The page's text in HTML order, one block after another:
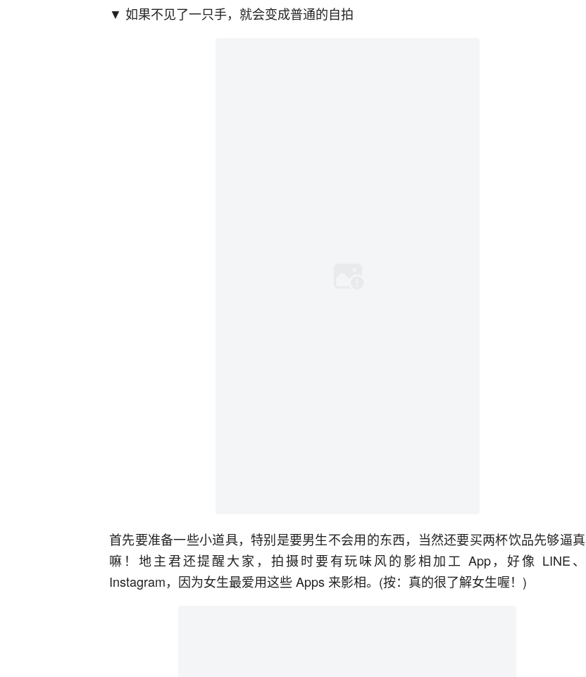
▼ 如果不见了一只手，就会变成普通的自拍
首先要准备一些小道具，特别是要男生不会用的东西，当然还要买两杯饮品先够逼真
嘛！地主君还提醒大家，拍摄时要有玩味风的影相加工 App，好像 LINE、
Instagram，因为女生最爱用这些 Apps 来影相。(按：真的很了解女生喔！)